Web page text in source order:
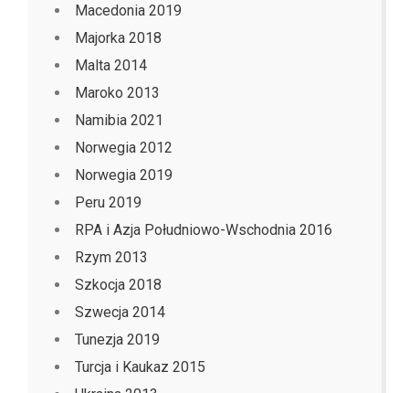
Macedonia 2019
Majorka 2018
Malta 2014
Maroko 2013
Namibia 2021
Norwegia 2012
Norwegia 2019
Peru 2019
RPA i Azja Południowo-Wschodnia 2016
Rzym 2013
Szkocja 2018
Szwecja 2014
Tunezja 2019
Turcja i Kaukaz 2015